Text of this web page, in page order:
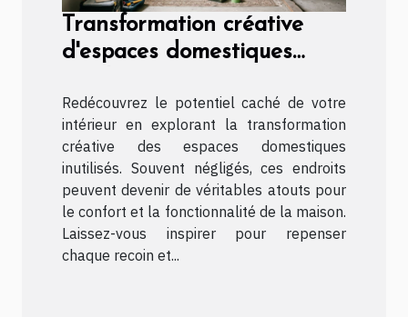
Transformation créative
d'espaces domestiques
Redécouvrez le potentiel caché de votre
intérieur en explorant la transformation
créative des espaces domestiques
inutilisés. Souvent négligés, ces endroits
peuvent devenir de véritables atouts pour
le confort et la fonctionnalité de la maison.
Laissez-vous inspirer pour repenser
chaque recoin et...